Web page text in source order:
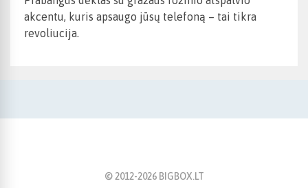
akcentu, kuris apsaugo jūsų telefoną – tai tikra
revoliucija.
© 2012-2026BIGBOX.LT